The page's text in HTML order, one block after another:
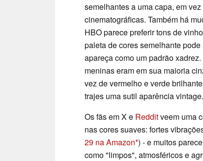
semelhantes a uma capa, em
cinematográficas. Também há
HBO parece preferir tons de
paleta de cores semelhante
apareça como um padrão
meninas eram em sua maioria
vez de vermelho e verde
trajes uma sutil aparência vintage.
Os fãs em X e Redditveem uma
nas cores suaves: fortes
29 na Amazon ) - e muitos
como "limpos", atmosféricos e